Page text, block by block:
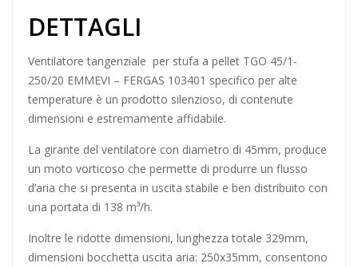
DETTAGLI
Ventilatore tangenziale per stufa a pellet TGO 45/1-
250/20 EMMEVI – FERGAS 103401 specifico per alte
temperature è un prodotto silenzioso, di contenute
dimensioni e estremamente affidabile.
La girante del ventilatore con diametro di 45mm, produce
un moto vorticoso che permette di produrre un flusso
d‘aria che si presenta in uscita stabile e ben distribuito con
una portata di 138 m³/h.
Inoltre le ridotte dimensioni, lunghezza totale 329mm,
dimensioni bocchetta uscita aria: 250x35mm, consentono